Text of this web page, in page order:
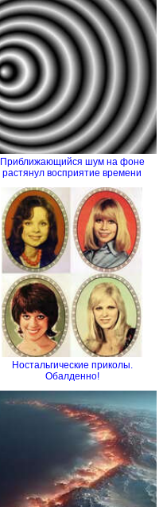
Приближающийся шум на фоне
растянул восприятие времени
Ностальгические приколы.
Обалденно!